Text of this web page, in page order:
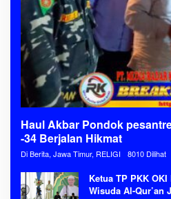
Haul Akbar Pondok
-34 Berjalan Hikmat
Di Berita, Jawa Timur, RELIGI 8010 Dilihat
Ketua TP PKK
Wisuda Al-Qur’an